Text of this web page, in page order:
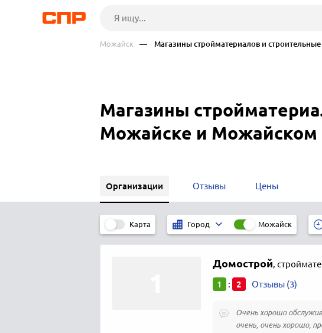
Можайск — Магазины стройматериалов и строительные
Магазины
Можайске и Можайском
Организации Отзывы Цены
Карта Город Можайск
Домострой,
1 : 2 Отзывы (3)
Очень хорошо
очень, очень хорошо,